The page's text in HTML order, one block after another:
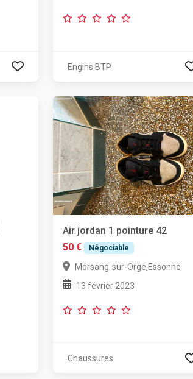
Engins BTP
Air jordan 1 pointure 42
50 €
Négociable
Morsang-sur-Orge,Essonne
13 février 2023
Chaussures